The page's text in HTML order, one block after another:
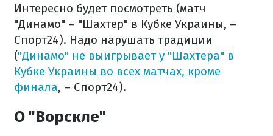
Интересно будет посмотреть (матч
"Динамо" – "Шахтер" в Кубке Украины, –
Спорт24). Надо нарушать традиции
("Динамо" не выигрывает у "Шахтера" в
Кубке Украины во всех матчах, кроме
финала, – Спорт24).
О "Ворскле"